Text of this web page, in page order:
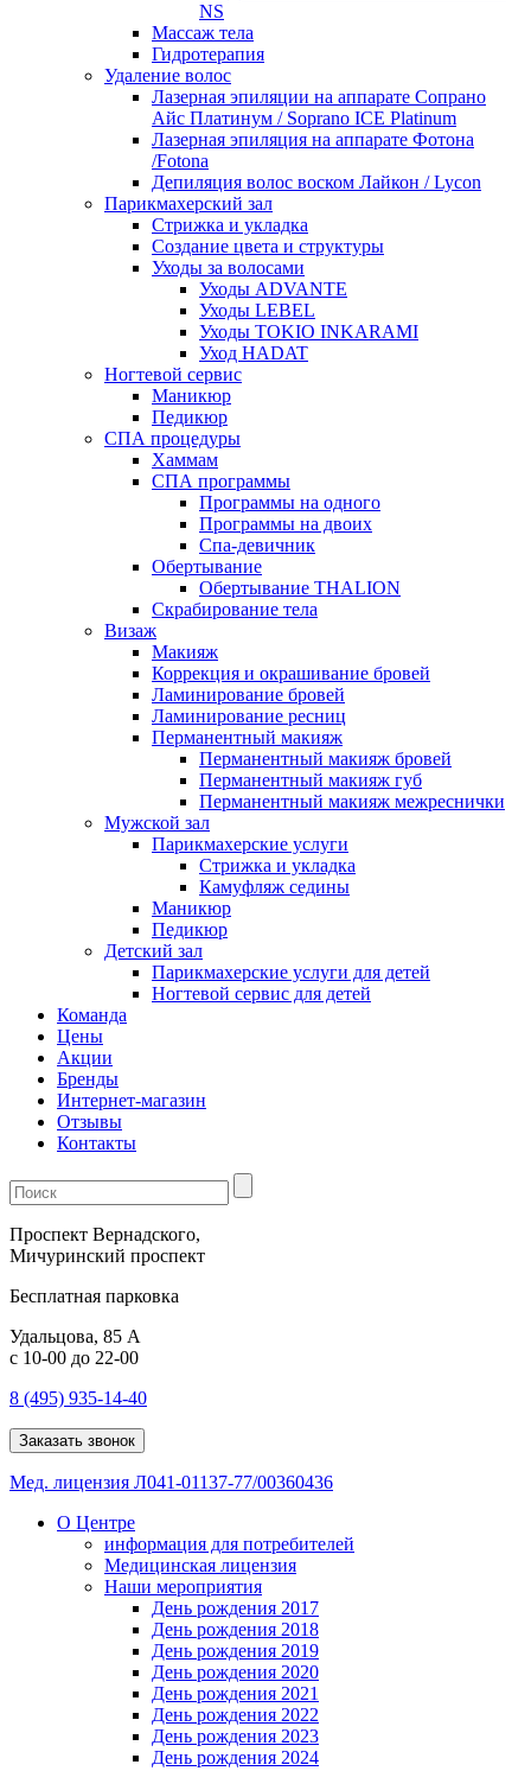
NS
Массаж тела
Гидротерапия
Удаление волос
Лазерная эпиляции на аппарате Сопрано
Айс Платинум / Soprano ICE Platinum
Лазерная эпиляция на аппарате Фотона
/Fotona
Депиляция волос воском Лайкон / Lycon
Парикмахерский зал
Стрижка и укладка
Создание цвета и структуры
Уходы за волосами
Уходы ADVANTE
Уходы LEBEL
Уходы TOKIO INKARAMI
Уход HADAT
Ногтевой сервис
Маникюр
Педикюр
СПА процедуры
Хаммам
СПА программы
Программы на одного
Программы на двоих
Спа-девичник
Обертывание
Обертывание THALION
Скрабирование тела
Визаж
Макияж
Коррекция и окрашивание бровей
Ламинирование бровей
Ламинирование ресниц
Перманентный макияж
Перманентный макияж бровей
Перманентный макияж губ
Перманентный макияж межреснички
Мужской зал
Парикмахерские услуги
Стрижка и укладка
Камуфляж седины
Маникюр
Педикюр
Детский зал
Парикмахерские услуги для детей
Ногтевой сервис для детей
Команда
Цены
Акции
Бренды
Интернет-магазин
Отзывы
Контакты
Проспект Вернадского,
Мичуринский проспект
Бесплатная парковка
Удальцова, 85 А
с 10-00 до 22-00
8 (495) 935-14-40
Заказать звонок
Мед. лицензия Л041-01137-77/00360436
О Центре
информация для потребителей
Медицинская лицензия
Наши мероприятия
День рождения 2017
День рождения 2018
День рождения 2019
День рождения 2020
День рождения 2021
День рождения 2022
День рождения 2023
День рождения 2024